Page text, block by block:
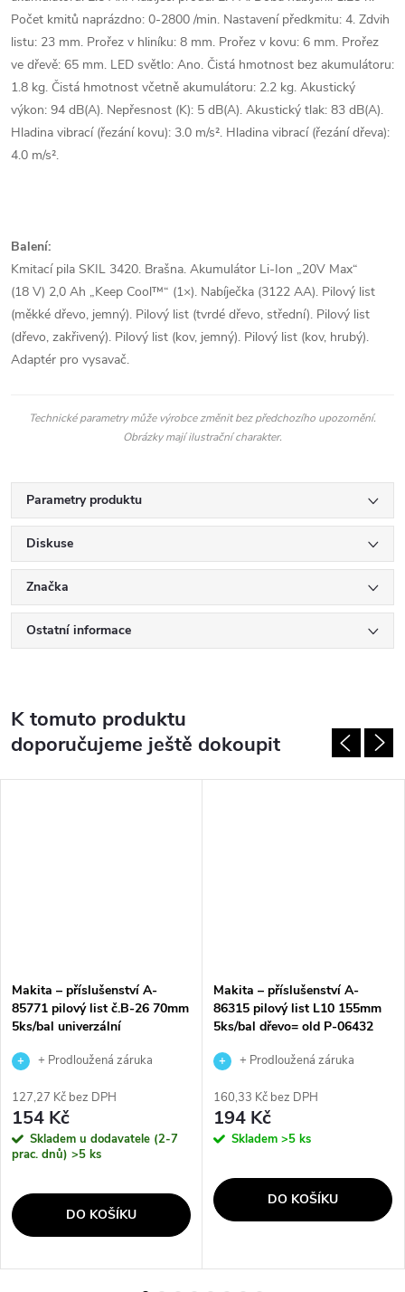
Počet kmitů naprázdno: 0-2800 /min. Nastavení předkmitu: 4. Zdvih
listu: 23 mm. Prořez v hliníku: 8 mm. Prořez v kovu: 6 mm. Prořez
ve dřevě: 65 mm. LED světlo: Ano. Čistá hmotnost bez akumulátoru:
1.8 kg. Čistá hmotnost včetně akumulátoru: 2.2 kg. Akustický
výkon: 94 dB(A). Nepřesnost (K): 5 dB(A). Akustický tlak: 83 dB(A).
Hladina vibrací (řezání kovu): 3.0 m/s². Hladina vibrací (řezání dřeva):
4.0 m/s².
Balení:
Kmitací pila SKIL 3420. Brašna. Akumulátor Li-Ion „20V Max“
(18 V) 2,0 Ah „Keep Cool™“ (1×). Nabíječka (3122 AA). Pilový list
(měkké dřevo, jemný). Pilový list (tvrdé dřevo, střední). Pilový list
(dřevo, zakřivený). Pilový list (kov, jemný). Pilový list (kov, hrubý).
Adaptér pro vysavač.
Technické parametry může výrobce změnit bez předchozího upozornění.
Obrázky mají ilustrační charakter.
Parametry produktu
Diskuse
Značka
Ostatní informace
K tomuto produktu
doporučujeme ještě dokoupit
Makita – příslušenství A-
85771 pilový list č.B-26 70mm
5ks/bal univerzální
+ Prodloužená záruka
127,27 Kč bez DPH
154 Kč
Skladem u dodavatele (2-7
prac. dnů) >5 ks
DO KOŠÍKU
Makita – příslušenství A-
86315 pilový list L10 155mm
5ks/bal dřevo= old P-06432
+ Prodloužená záruka
160,33 Kč bez DPH
194 Kč
Skladem >5 ks
DO KOŠÍKU